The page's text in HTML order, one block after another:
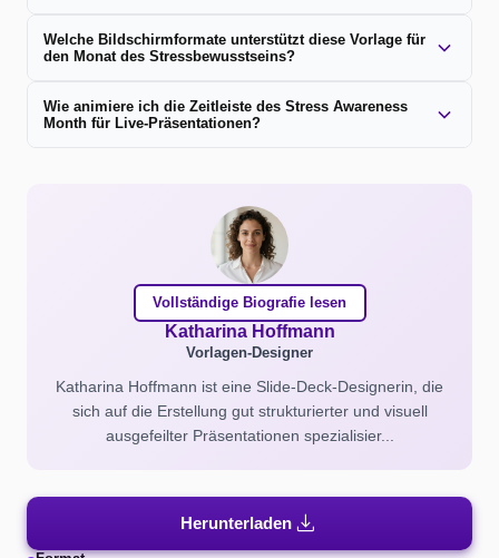
Welche Bildschirmformate unterstützt diese Vorlage für
den Monat des Stressbewusstseins?
Wie animiere ich die Zeitleiste des Stress Awareness
Month für Live-Präsentationen?
Vollständige Biografie lesen
Katharina Hoffmann
Vorlagen-Designer
Katharina Hoffmann ist eine Slide-Deck-Designerin, die
sich auf die Erstellung gut strukturierter und visuell
ausgefeilter Präsentationen spezialisier...
Herunterladen download